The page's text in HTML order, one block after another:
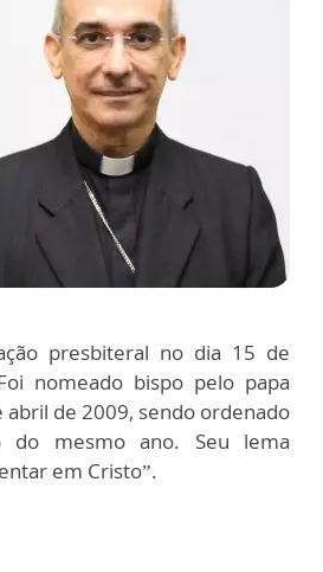
presbiteral no dia 15 de
nomeado bispo pelo papa
abril de 2009, sendo ordenado
mesmo ano. Seu lema
em Cristo”.